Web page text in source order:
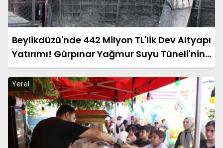
Beylikdüzü'nde 442 Milyon TL'lik Dev Altyapı
Yatırımı! Gürpınar Yağmur Suyu Tüneli'nin
Temeli Atıldı
Yerel